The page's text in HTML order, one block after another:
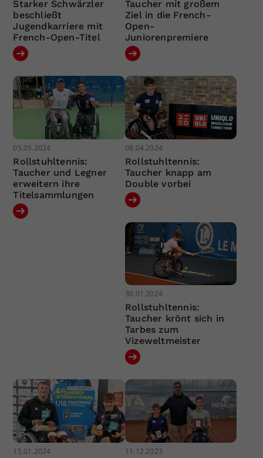
Starker Schwärzler
beschließt
Jugendkarriere mit
French-Open-Titel
Taucher mit großem
Ziel in die French-
Open-
Juniorenpremiere
05.05.2024
Rollstuhltennis:
Taucher und Legner
erweitern ihre
Titelsammlungen
08.04.2024
Rollstuhltennis:
Taucher knapp am
Double vorbei
30.01.2024
Rollstuhltennis:
Taucher krönt sich in
Tarbes zum
Vizeweltmeister
15.01.2024 11.12.2023